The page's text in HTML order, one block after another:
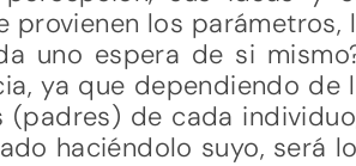
provienen los
uno espera de si
ya que dependiendo de
(padres) de cada
haciéndolo suyo, será